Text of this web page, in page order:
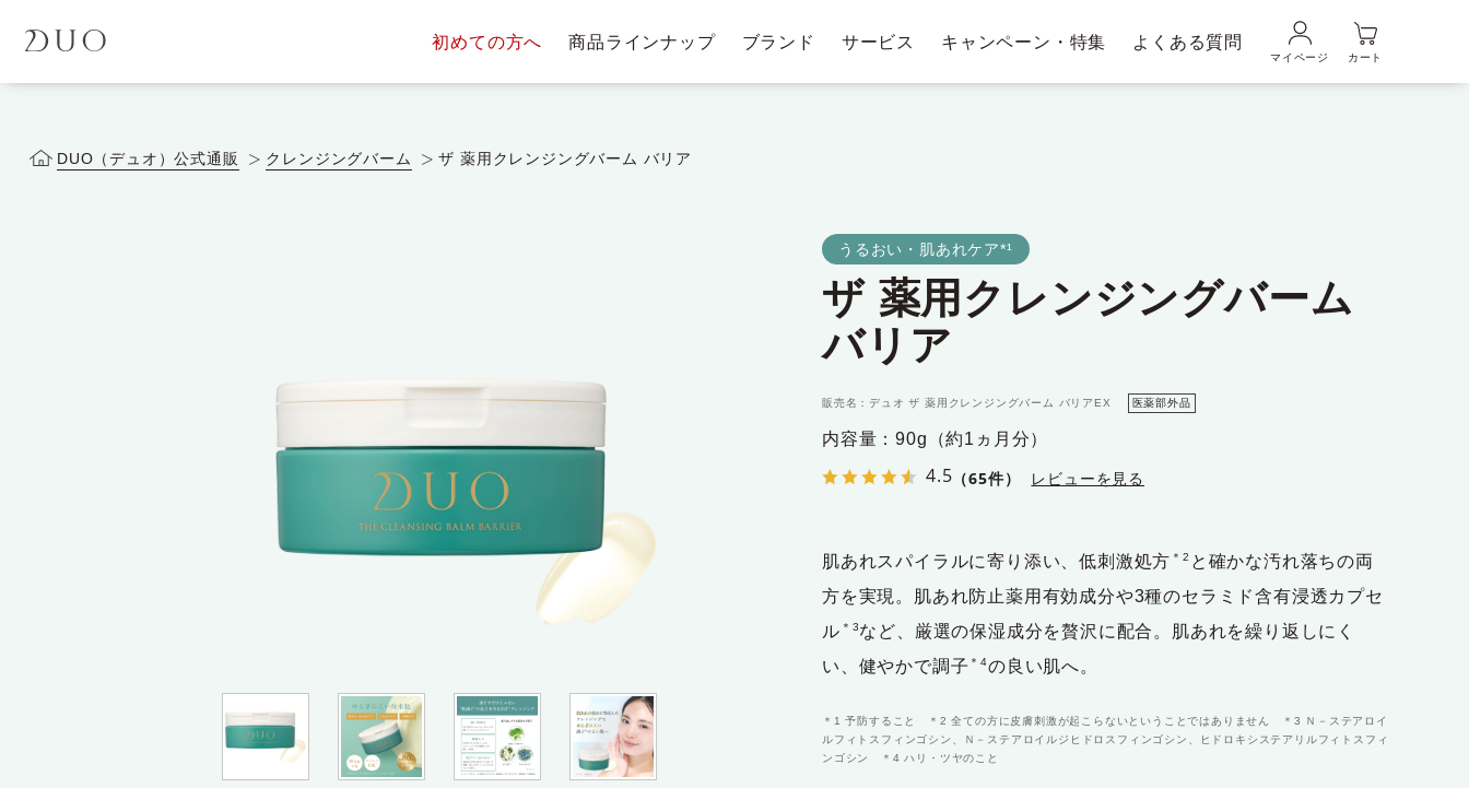
初めての方へ 商品ラインナップ
化粧水・乳液 美容液
すべてのアイテム
ブランド
DUOについて DUOヒストリー ベストコスメ受賞履歴
サービス キャンペーン・特集 よくある質問
マイページ カート
DUO（デュオ）公式通販 クレンジングバーム ザ 薬用クレンジングバーム バリア
うるおい・肌あれケア*¹
ザ 薬用クレンジングバーム
バリア
販売名：デュオ ザ 薬用クレンジングバーム バリアEX 医薬部外品
内容量：90g（約1ヵ月分）
4.5 （65件） レビューを見る
肌あれスパイラルに寄り添い、低刺激処方 ＊2 と確かな汚れ落ちの両
方を実現。肌あれ防止薬用有効成分や3種のセラミド含有浸透カプセ
ル ＊3など、厳選の保湿成分を贅沢に配合。肌あれを繰り返しにく
い、健やかで調子 ＊4の良い肌へ。
＊1 予防すること ＊2 全ての方に皮膚刺激が起こらないということではありません ＊3 Ｎ－ステアロイ
ルフィトスフィンゴシン、Ｎ－ステアロイルジヒドロスフィンゴシン、ヒドロキシステアリルフィトスフィ
ンゴシン ＊4 ハリ・ツヤのこと